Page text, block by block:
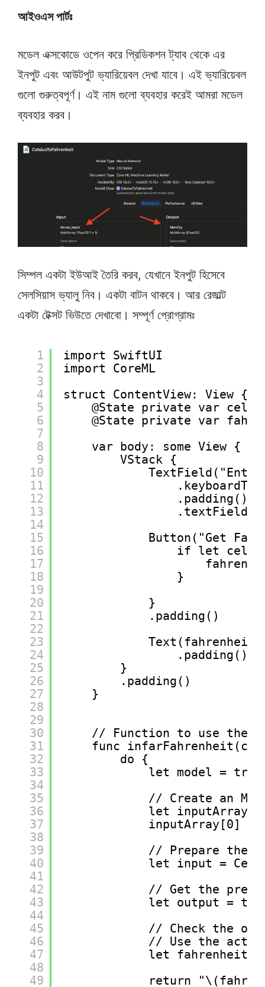
আইওএস পার্টঃ
মডেল এক্সকোডে ওপেন করে প্রিডিকশন ট্যাব থেকে এর
ইনপুট এবং আউটপুট ভ্যারিয়েবল দেখা যাবে। এই ভ্যারিয়েবল
গুলো গুরুত্বপূর্ণ। এই নাম গুলো ব্যবহার করেই আমরা মডেল
ব্যবহার করব।
সিম্পল একটা ইউআই তৈরি করব, যেখানে ইনপুট হিসেবে
সেলসিয়াস ভ্যালু নিব। একটা বাটন থাকবে। আর রেজাল্ট
একটা টেক্সট ভিউতে দেখাবো। সম্পূর্ণ প্রোগ্রামঃ
1
2
3
4
5
6
7
8
9
10
11
12
13
14
15
16
17
18
19
20
21
22
23
24
25
26
27
28
29
30
31
32
33
34
35
36
37
38
39
40
41
42
43
44
45
46
47
48
49
import SwiftUI
import CoreML
struct ContentView: View {
@State private var
@State private var
var body: some View {
VStack {
.padding()
Button("Get
if let
}
}
.padding()
Text(fahrenheit)
.padding()
}
.padding()
}
// Function to use the
func
do {
let model = try
// Create an
let inputArray
inputArray[0] =
// Prepare the
let input =
// Get the
let output = try
// Check the
// Use the
let fahrenheit
return